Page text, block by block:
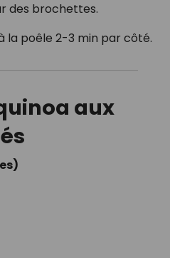
des brochettes.
la poêle 2-3 min par côté.
aux